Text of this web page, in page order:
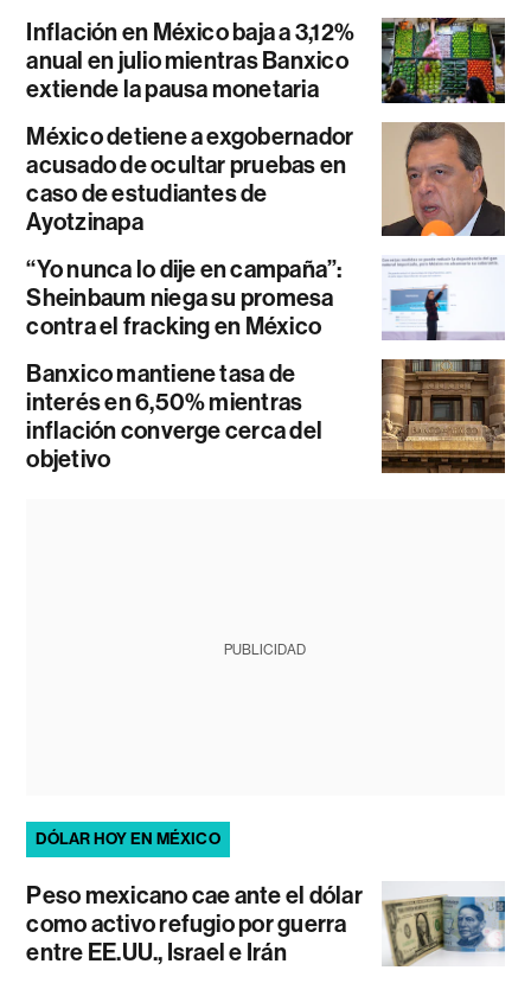
Inflación en México baja a 3,12%
anual en julio mientras Banxico
extiende la pausa monetaria
México detiene a exgobernador
acusado de ocultar pruebas en
caso de estudiantes de
Ayotzinapa
“Yo nunca lo dije en campaña”:
Sheinbaum niega su promesa
contra el fracking en México
Banxico mantiene tasa de
interés en 6,50% mientras
inflación converge cerca del
objetivo
PUBLICIDAD
DÓLAR HOY EN MÉXICO
Peso mexicano cae ante el dólar
como activo refugio por guerra
entre EE.UU., Israel e Irán